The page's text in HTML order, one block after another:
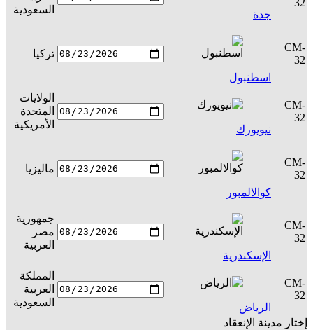
جدة
السعودية
CM-
32
اسطنبول
تركيا
CM-
32
نيويورك
الولايات
المتحدة
الأمريكية
CM-
32
كوالالمبور
ماليزيا
CM-
32
الإسكندرية
جمهورية
مصر
العربية
CM-
32
الرياض
المملكة
العربية
السعودية
إختار مدينة الإنعقاد